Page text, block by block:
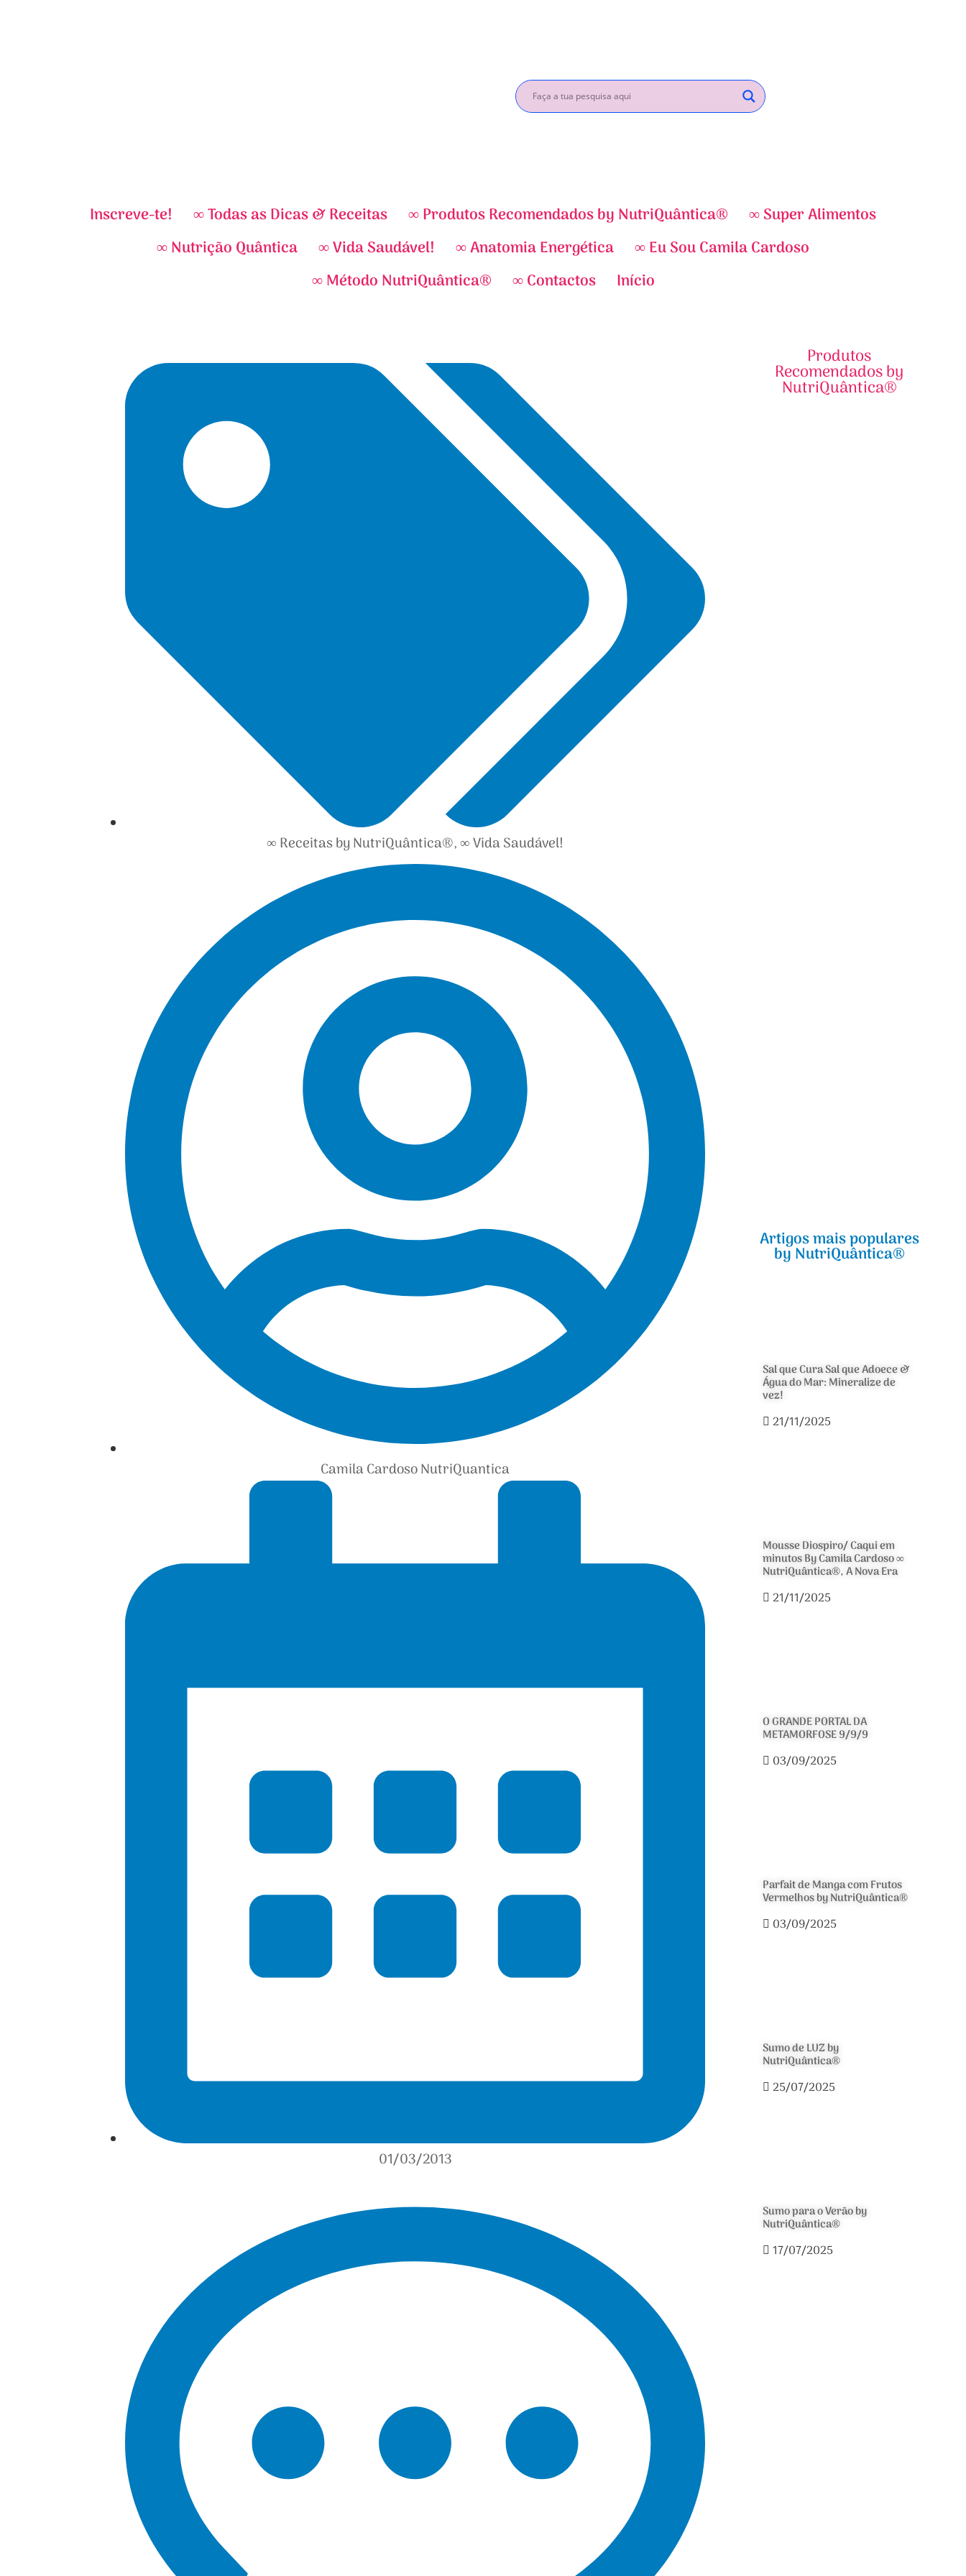
Inscreve-te! ∞ Todas as Dicas & Receitas ∞ Produtos Recomendados by NutriQuântica®
∞ Super Alimentos
∞ Nutrição Quântica
∞ Vida Saudável! ∞ Anatomia Energética
∞ Eu Sou Camila Cardoso
∞ Método NutriQuântica®
∞ Contactos Início
∞ Receitas by NutriQuântica®,∞ Vida Saudável!
Camila Cardoso NutriQuantica
01/03/2013
Produtos
Recomendados by
NutriQuântica®
Artigos mais populares
by NutriQuântica®
Sal que Cura Sal que Adoece &
Água do Mar: Mineralize de
vez!
21/11/2025
Mousse Diospiro/ Caqui em
minutos By Camila Cardoso ∞
NutriQuântica®, A Nova Era
21/11/2025
O GRANDE PORTAL DA
METAMORFOSE 9/9/9
03/09/2025
Parfait de Manga com Frutos
Vermelhos by NutriQuântica®
03/09/2025
Sumo de LUZ by
NutriQuântica®
25/07/2025
Sumo para o Verão by
NutriQuântica®
17/07/2025